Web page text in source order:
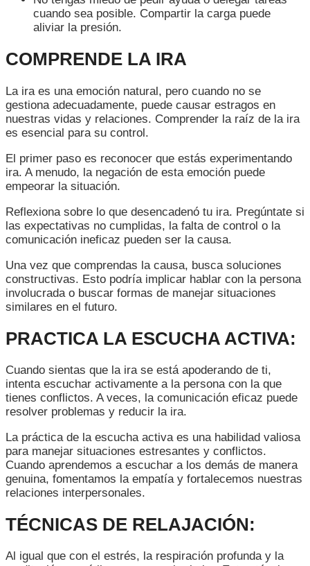
cuando sea posible. Compartir la carga puede
aliviar la presión.
COMPRENDE LA IRA
La ira es una emoción natural, pero cuando no se
gestiona adecuadamente, puede causar estragos en
nuestras vidas y relaciones. Comprender la raíz de la ira
es esencial para su control.
El primer paso es reconocer que estás experimentando
ira. A menudo, la negación de esta emoción puede
empeorar la situación.
Reflexiona sobre lo que desencadenó tu ira. Pregúntate si
las expectativas no cumplidas, la falta de control o la
comunicación ineficaz pueden ser la causa.
Una vez que comprendas la causa, busca soluciones
constructivas. Esto podría implicar hablar con la persona
involucrada o buscar formas de manejar situaciones
similares en el futuro.
PRACTICA LA ESCUCHA ACTIVA:
Cuando sientas que la ira se está apoderando de ti,
intenta escuchar activamente a la persona con la que
tienes conflictos. A veces, la comunicación eficaz puede
resolver problemas y reducir la ira.
La práctica de la escucha activa es una habilidad valiosa
para manejar situaciones estresantes y conflictos.
Cuando aprendemos a escuchar a los demás de manera
genuina, fomentamos la empatía y fortalecemos nuestras
relaciones interpersonales.
TÉCNICAS DE RELAJACIÓN:
Al igual que con el estrés, la respiración profunda y la